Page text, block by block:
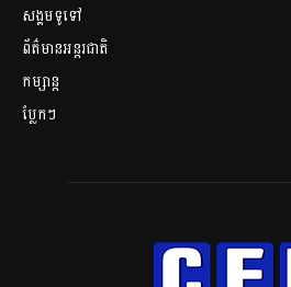
សង្គមទូទៅ
ព័ត៌មានអន្តរជាតិ
កម្សាន្ត
ប្លែកៗ